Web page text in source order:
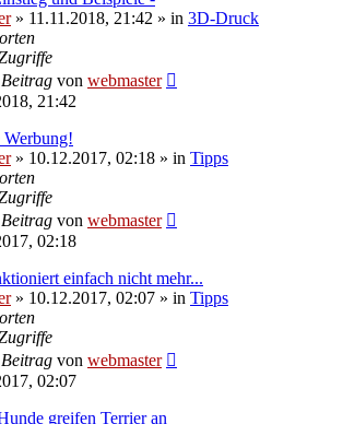
» 11.11.2018, 21:42 » in 3D-Druck
von webmaster
21:42
» 10.12.2017, 02:18 » in Tipps
von webmaster
02:18
einfach nicht mehr...
» 10.12.2017, 02:07 » in Tipps
von webmaster
02:07
greifen Terrier an